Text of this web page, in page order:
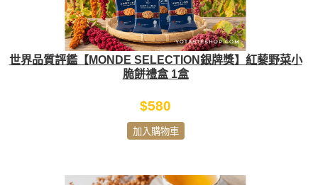
世界品質評鑑【MONDE SELECTION銀牌獎】紅藜野菜小
脆餅禮盒 1盒
$580
加入購物車